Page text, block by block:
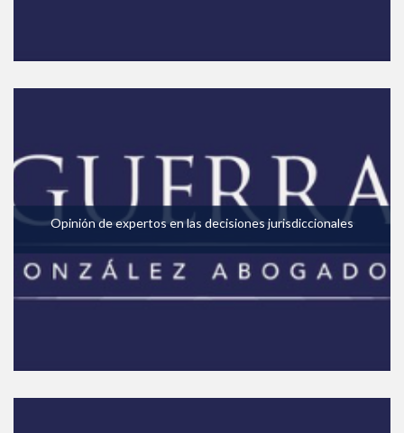
Opinión de expertos en las decisiones jurisdiccionales